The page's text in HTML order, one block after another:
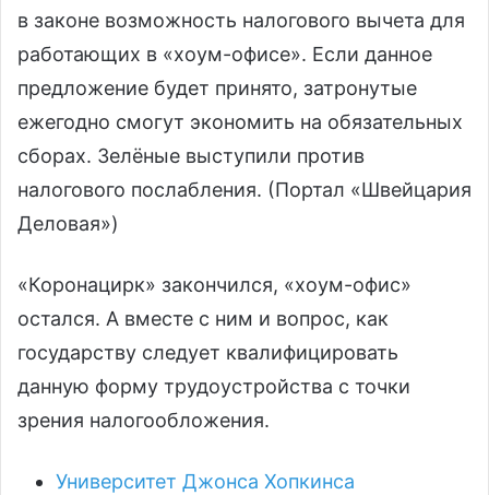
в законе возможность налогового вычета для
работающих в «хоум-офисе». Если данное
предложение будет принято, затронутые
ежегодно смогут экономить на обязательных
сборах. Зелёные выступили против
налогового послабления. (Портал «Швейцария
Деловая»)
«Коронацирк» закончился, «хоум-офис»
остался. А вместе с ним и вопрос, как
государству следует квалифицировать
данную форму трудоустройства с точки
зрения налогообложения.
Университет Джонса Хопкинса